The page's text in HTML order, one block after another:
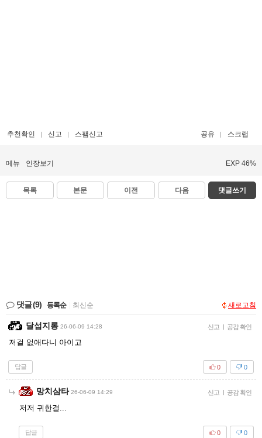
추천확인 신고 스팸신고 공유 스크랩
메뉴 인장보기 EXP 46%
목록 본문 이전 다음 댓글쓰기
댓글(9) 등록순 최신순 새로고침
달섭지롱 26-06-09 14:28 신고 | 공감 확인
저걸 없애다니 아이고
답글 0
0
망치삼타 26-06-09 14:29 신고 | 공감 확인
저저 귀한걸...
답글 0
0